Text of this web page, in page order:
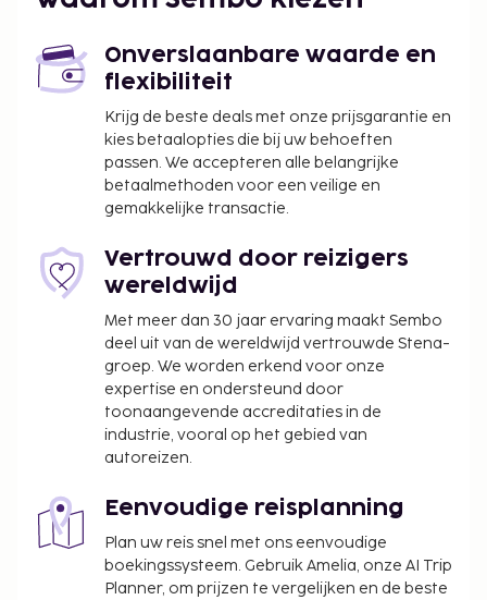
identiteitsbewijs met foto, een notarieel
bekrachtigde brief te overhandigen waarin
toestemming gegeven wordt door de andere
ouder. Als de ouders of de wettelijke voogd niet
in staat of niet bereid zijn om deze
toestemming te presenteren, dan is er een
juridische toestemming nodig. Mensen die met
vertrek met het Braziliaanse consulaat te
overleggen voor meer informatie.
Onverslaanbare waarde en
flexibiliteit
Krijg de beste deals met onze prijsgarantie en
kies betaalopties die bij uw behoeften
passen. We accepteren alle belangrijke
betaalmethoden voor een veilige en
gemakkelijke transactie.
Vertrouwd door reizigers
wereldwijd
Met meer dan 30 jaar ervaring maakt Sembo
deel uit van de wereldwijd vertrouwde Stena-
groep. We worden erkend voor onze
expertise en ondersteund door
toonaangevende accreditaties in de
industrie, vooral op het gebied van
autoreizen.
Eenvoudige reisplanning
Plan uw reis snel met ons eenvoudige
boekingssysteem. Gebruik Amelia, onze AI Trip
Planner, om prijzen te vergelijken en de beste